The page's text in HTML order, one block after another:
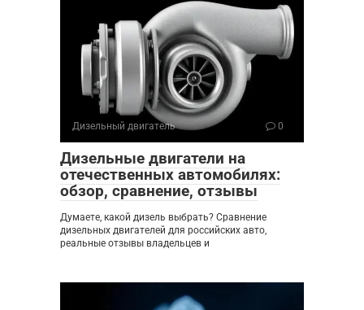
Дизельный двигатель 0
Дизельные двигатели на
отечественных автомобилях:
обзор, сравнение, отзывы
Думаете, какой дизель выбрать? Сравнение
дизельных двигателей для российских авто,
реальные отзывы владельцев и